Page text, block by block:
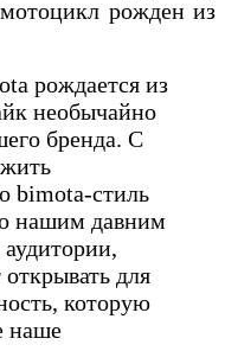
рожден из
рождается из
необычайно
бренда. С
bimota-стиль
нашим давним
открывать для
которую
наше